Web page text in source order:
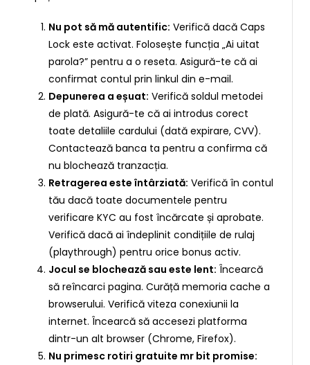
Nu pot să mă autentific: Verifică dacă Caps
Lock este activat. Folosește funcția „Ai uitat
parola?” pentru a o reseta. Asigură-te că ai
confirmat contul prin linkul din e-mail.
Depunerea a eșuat: Verifică soldul metodei
de plată. Asigură-te că ai introdus corect
toate detaliile cardului (dată expirare, CVV).
Contactează banca ta pentru a confirma că
nu blochează tranzacția.
Retragerea este întârziată: Verifică în contul
tău dacă toate documentele pentru
verificare KYC au fost încărcate și aprobate.
Verifică dacă ai îndeplinit condițiile de rulaj
(playthrough) pentru orice bonus activ.
Jocul se blochează sau este lent: Încearcă
să reîncarci pagina. Curăță memoria cache a
browserului. Verifică viteza conexiunii la
internet. Încearcă să accesezi platforma
dintr-un alt browser (Chrome, Firefox).
Nu primesc rotiri gratuite mr bit promise: